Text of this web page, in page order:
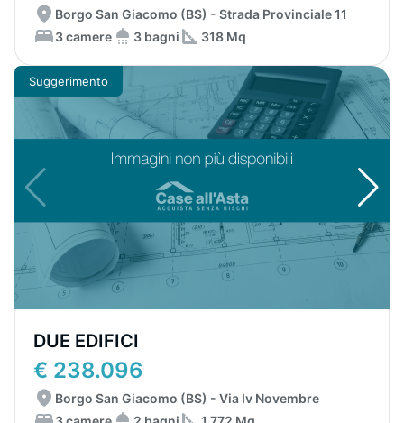
Borgo San Giacomo (BS) - Strada Provinciale 11
3 camere
3 bagni 318 Mq
Suggerimento
DUE EDIFICI
€ 238.096
Borgo San Giacomo (BS) - Via Iv Novembre